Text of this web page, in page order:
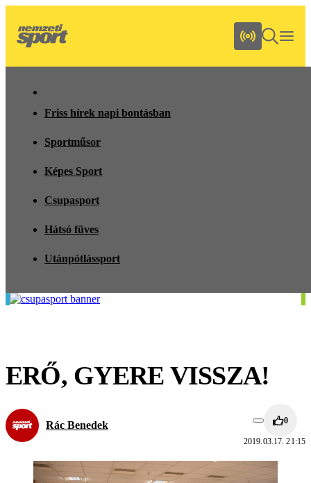
Friss hírek napi bontásban
Sportműsor
Képes Sport
Csupasport
Hátsó füves
Utánpótlássport
ERŐ, GYERE VISSZA!
Rác Benedek 0
2019.03.17. 21:15